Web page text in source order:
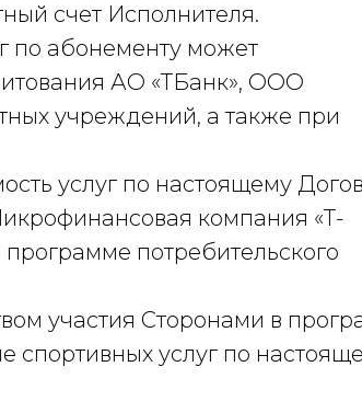
счет Исполнителя.
по абонементу может
АО «ТБанк», ООО
учреждений, а также при
услуг по настоящему
компания «Т-
потребительского
участия Сторонами в
спортивных услуг по